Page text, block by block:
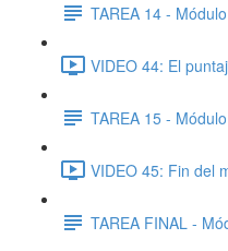
TAREA 14 -
VIDEO 44: El
TAREA 15 -
VIDEO 45: Fin del
TAREA FINAL -